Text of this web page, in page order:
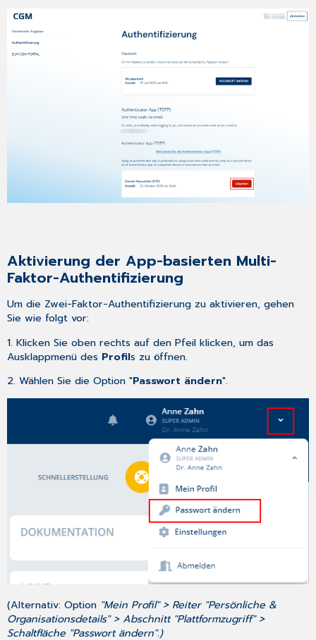
Aktivierung der App-basierten Multi-
Faktor-Authentifizierung
Um die Zwei-Faktor-Authentifizierung zu aktivieren, gehen
Sie wie folgt vor:
1. Klicken Sie oben rechts auf den Pfeil klicken, um das
Ausklappmenü des Profils zu öffnen.
2. Wählen Sie die Option "Passwort ändern".
(Alternativ: Option "Mein Profil" > Reiter "Persönliche &
Organisationsdetails" > Abschnitt "Plattformzugriff" >
Schaltfläche "Passwort ändern".)